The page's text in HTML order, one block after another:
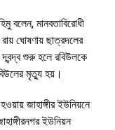
বলেন, মানবতাবিরোধী
রায় ঘোষণায় ছাত্রদলের
শুরু হলে রবিউলকে
মৃত্যু হয়।
জাহাঙ্গীর ইউনিয়নে
ইউনিয়ন